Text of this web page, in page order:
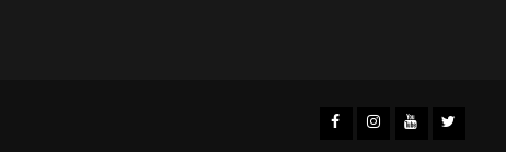
Facebook
Instagram